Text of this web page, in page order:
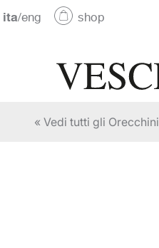
ita/eng
shop
« Vedi tutti gli Orecchini